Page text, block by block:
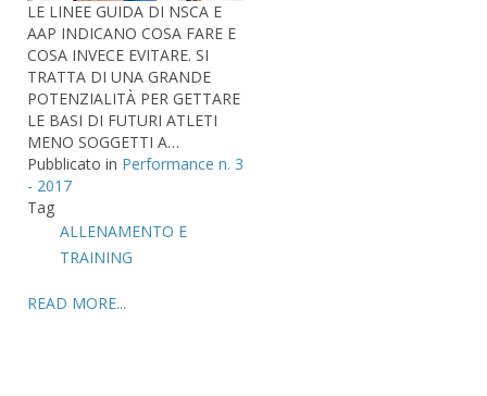
LE LINEE GUIDA DI NSCA E
AAP INDICANO COSA FARE E
COSA INVECE EVITARE. SI
TRATTA DI UNA GRANDE
POTENZIALITÀ PER GETTARE
LE BASI DI FUTURI ATLETI
MENO SOGGETTI A…
Pubblicato in Performance n. 3
- 2017
Tag
ALLENAMENTO E
TRAINING
READ MORE...